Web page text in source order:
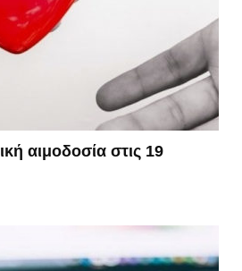
αιμοδοσία στις 19